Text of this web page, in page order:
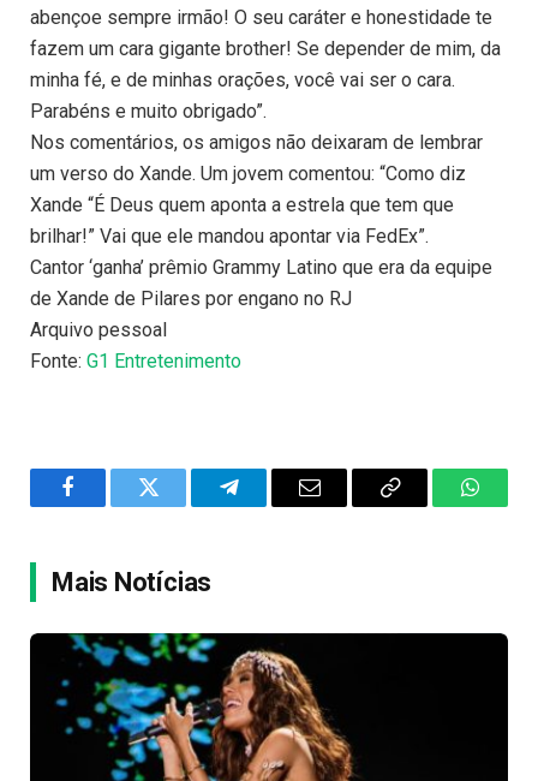
abençoe sempre irmão! O seu caráter e honestidade te
fazem um cara gigante brother! Se depender de mim, da
minha fé, e de minhas orações, você vai ser o cara.
Parabéns e muito obrigado”.
Nos comentários, os amigos não deixaram de lembrar
um verso do Xande. Um jovem comentou: “Como diz
Xande “É Deus quem aponta a estrela que tem que
brilhar!” Vai que ele mandou apontar via FedEx”.
Cantor ‘ganha’ prêmio Grammy Latino que era da equipe
de Xande de Pilares por engano no RJ
Arquivo pessoal
Fonte: G1 Entretenimento
FacebookTwitter TelegramEmail
Copy
Mais Notícias